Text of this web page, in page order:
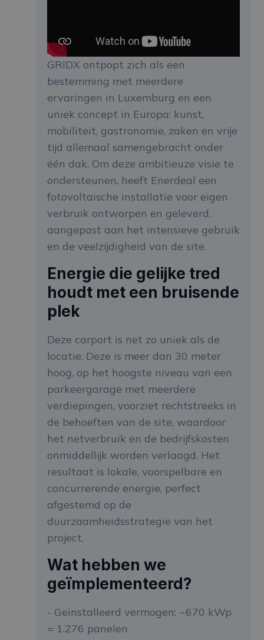
GRIDX ontpopt zich als een
bestemming met meerdere
ervaringen in Luxemburg en een
uniek concept in Europa: kunst,
mobiliteit, gastronomie, zaken en vrije
tijd allemaal samengebracht onder
één dak. Om deze ambitieuze visie te
ondersteunen, heeft Enerdeal een
fotovoltaïsche installatie voor eigen
verbruik ontworpen en geleverd,
aangepast aan het intensieve gebruik
en de veelzijdigheid van de site.
Energie die gelijke tred
houdt met een bruisende
plek
Deze carport is net zo uniek als de
locatie. Deze is meer dan 30 meter
hoog, op het hoogste niveau van een
parkeergarage met meerdere
verdiepingen, voorziet rechtstreeks in
de behoeften van de site, waardoor
het netverbruik en de bedrijfskosten
onmiddellijk worden verlaagd. Het
resultaat is lokale, voorspelbare en
concurrerende energie, perfect
afgestemd op de
duurzaamheidsstrategie van het
project.
Wat hebben we
geïmplementeerd?
- Geïnstalleerd vermogen: ~670 kWp
= 1.276 panelen